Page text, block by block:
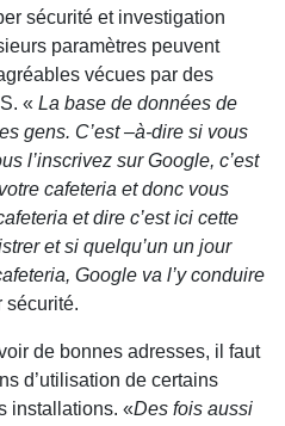
sécurité et investigation
paramètres peuvent
vécues par des
« La base de données de
gens. C’est –à-dire si vous
l’inscrivez sur Google, c’est
cafeteria et donc vous
et dire c’est ici cette
et si quelqu’un un jour
Google va l’y conduire
sécurité.
de bonnes adresses, il faut
d’utilisation de certains
installations. «Des fois aussi